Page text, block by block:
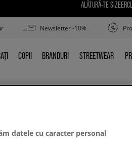
ALĂTURĂ-TE
Newsletter -10%
COPII
COPII BRANDURI
BRANDURI STREETWEAR
STREETWEAR
NEW
datele cu caracter personal